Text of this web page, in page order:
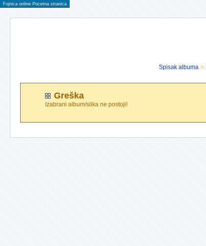
Fojnica online Pocetna stranica
Spisak albuma
Greška
Izabrani album/slika ne postoji!